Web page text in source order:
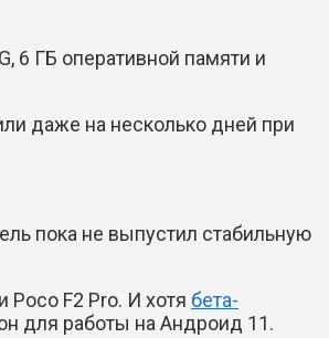
6 ГБ оперативной памяти и
даже на несколько дней при
пока не выпустил стабильную
Poco F2 Pro. И хотя бета-
для работы на Андроид 11.